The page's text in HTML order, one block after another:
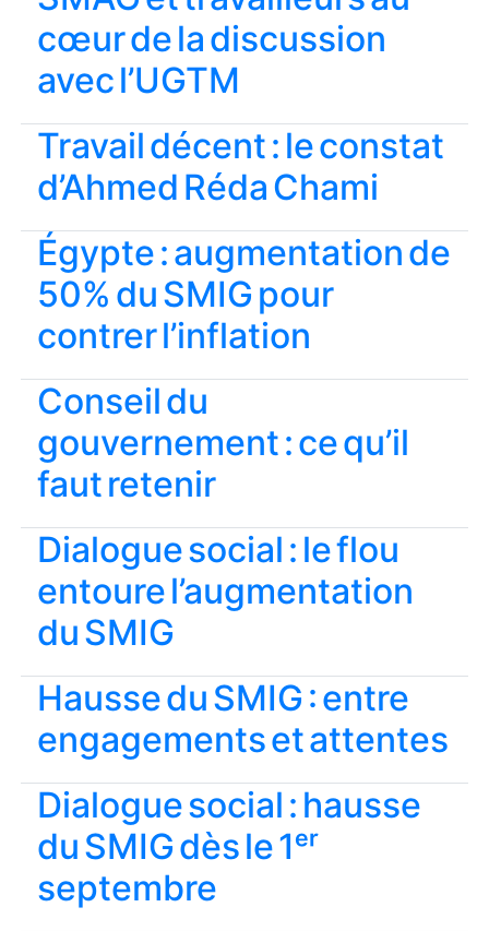
cœur de la discussion
avec l’UGTM
Travail décent : le constat
d’Ahmed Réda Chami
Égypte : augmentation de
50% du SMIG pour
contrer l’inflation
Conseil du
gouvernement : ce qu’il
faut retenir
Dialogue social : le flou
entoure l’augmentation
du SMIG
Hausse du SMIG : entre
engagements et attentes
Dialogue social : hausse
du SMIG dès le 1ᵉʳ
septembre